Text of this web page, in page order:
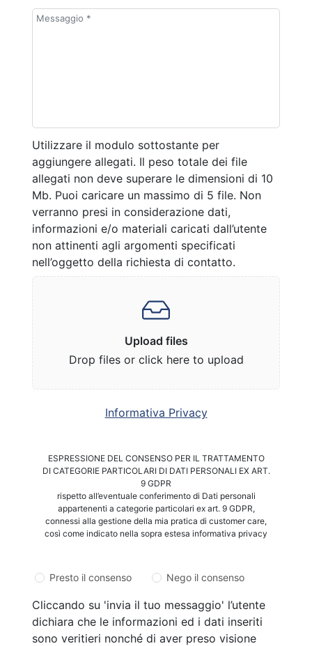
Utilizzare il modulo sottostante per
aggiungere allegati. Il peso totale dei file
allegati non deve superare le dimensioni di 10
Mb. Puoi caricare un massimo di 5 file. Non
verranno presi in considerazione dati,
informazioni e/o materiali caricati dall’utente
non attinenti agli argomenti specificati
nell’oggetto della richiesta di contatto.
Upload files
Drop files or click here to upload
Informativa Privacy
ESPRESSIONE DEL CONSENSO PER IL TRATTAMENTO
DI CATEGORIE PARTICOLARI DI DATI PERSONALI EX ART.
9 GDPR
rispetto all’eventuale conferimento di Dati personali
appartenenti a categorie particolari ex art. 9 GDPR,
connessi alla gestione della mia pratica di customer care,
così come indicato nella sopra estesa informativa privacy
Presto il consenso Nego il consenso
Cliccando su 'invia il tuo messaggio' l’utente
dichiara che le informazioni ed i dati inseriti
sono veritieri nonché di aver preso visione